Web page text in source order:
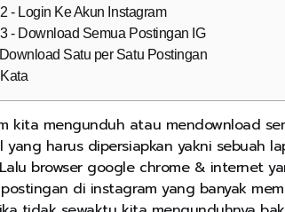
- Login Ke Akun Instagram
- Download Semua Postingan IG
Satu per Satu Postingan
kita mengunduh atau mendownload
yang harus dipersiapkan yakni sebuah
browser google chrome & internet
di instagram yang banyak